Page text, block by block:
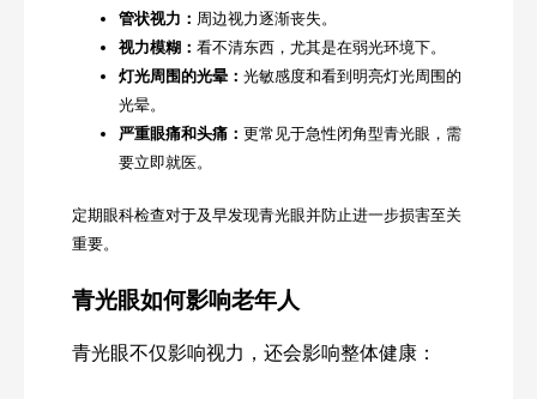
管状视力： 周边视力逐渐丧失。
视力模糊： 看不清东西，尤其是在弱光环境下。
灯光周围的光晕： 光敏感度和看到明亮灯光周围的
光晕。
严重眼痛和头痛： 更常见于急性闭角型青光眼，需
要立即就医。
定期眼科检查对于及早发现青光眼并防止进一步损害至关
重要。
青光眼如何影响老年人
青光眼不仅影响视力，还会影响整体健康：